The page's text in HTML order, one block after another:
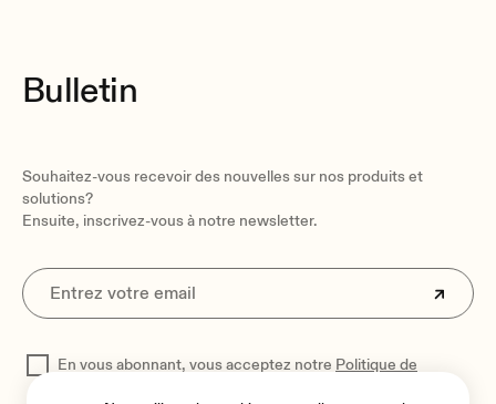
Bulletin
Souhaitez-vous recevoir des nouvelles sur nos produits et
solutions?
Ensuite, inscrivez-vous à notre newsletter.
En vous abonnant, vous acceptez notre Politique de